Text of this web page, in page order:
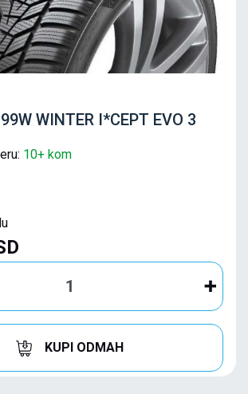
WINTER I*CEPT EVO 3
10+ kom
KUPI ODMAH